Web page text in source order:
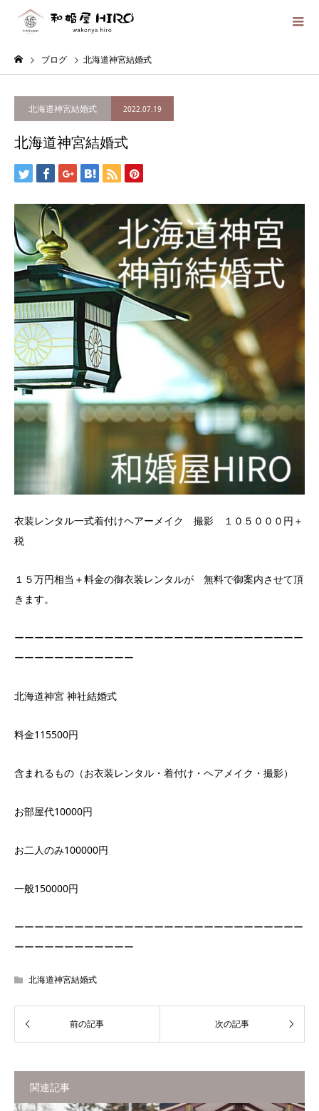
ブログ 北海道神宮結婚式
北海道神宮結婚式 2022.07.19
北海道神宮結婚式
衣装レンタル一式着付けヘアーメイク 撮影 １０５０００円＋
税
１５万円相当＋料金の御衣装レンタルが 無料で御案内させて頂
きます。
ーーーーーーーーーーーーーーーーーーーーーーーーーーーーー
ーーーーーーーーーーーー
北海道神宮 神社結婚式
料金115500円
含まれるもの（お衣装レンタル・着付け・ヘアメイク・撮影）
お部屋代10000円
お二人のみ100000円
一般150000円
ーーーーーーーーーーーーーーーーーーーーーーーーーーーーー
ーーーーーーーーーーーー
北海道神宮結婚式
関連記事